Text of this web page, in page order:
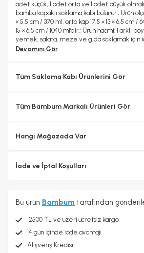
adet küçük, 1 adet orta ve 1 adet büyük
bambu kapaklı saklama kabı bulunur.; Ürün
× 5,5 cm / 370 ml, orta kap 17,5 × 13 × 6,5 cm /
15 × 6,5 cm / 1040 ml’dir.; Ürün hacmi: Farklı
yemek, salata, meze ve gıda saklamak için
Ürün malzemesi: Cam gövde ve doğal
hazırlama, servis ve mutfak düzeninde
kullanılmamalıdır.; Ek bilgi: Cam kaplar
Devamını Gör
Tüm Saklama Kabı Ürünlerini Gör
Tüm Bambum Markalı Ürünleri Gör
Hangi Mağazada Var
İade ve İptal Koşulları
Bu ürün Bambum tarafından
2500 TL ve üzeri ücretsiz kargo
14 gün içinde iade avantajı
Alışveriş Kredisi